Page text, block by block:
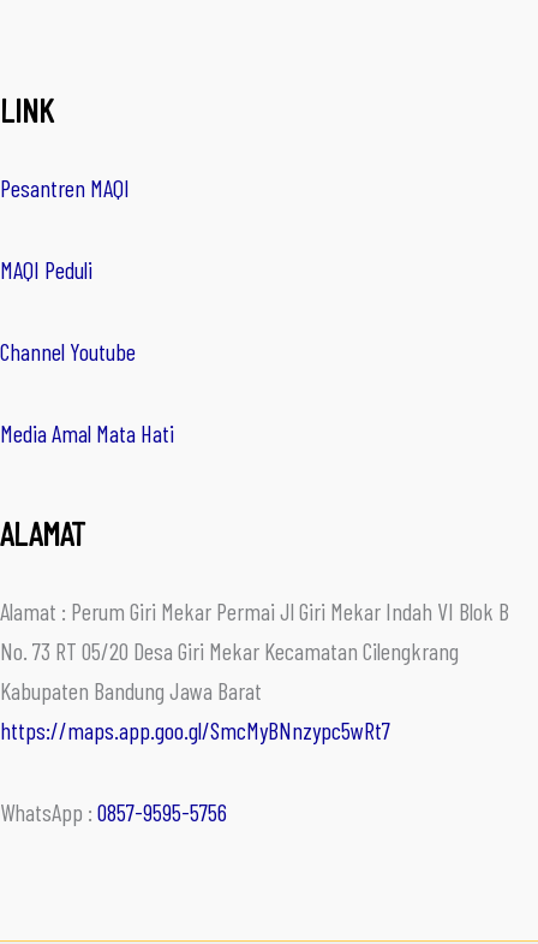
LINK
Pesantren MAQI
MAQI Peduli
Channel Youtube
Media Amal Mata Hati
ALAMAT
Alamat : Perum Giri Mekar Permai Jl Giri Mekar Indah VI Blok B
No. 73 RT 05/20 Desa Giri Mekar Kecamatan Cilengkrang
Kabupaten Bandung Jawa Barat
https://maps.app.goo.gl/SmcMyBNnzypc5wRt7
WhatsApp : 0857-9595-5756